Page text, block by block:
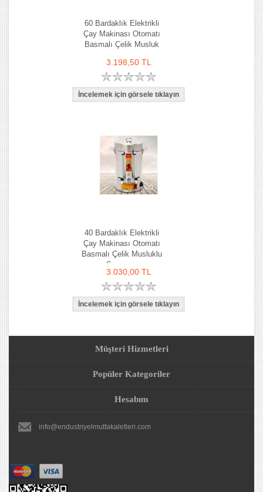
60 Bardaklık Elektrikli
Çay Makinası Otomatı
Basmalı Çelik Musluk
3.198,50 TL
40 Bardaklık Elektrikli
Çay Makinası Otomatı
Basmalı Çelik Musluklu
Semaver
3.030,00 TL
Müşteri Hizmetleri
Popüler Kategoriler
Hesabım
info@endustriyelmutfakaletleri.com